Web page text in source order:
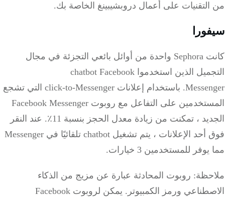
من التقنيات على أعمال دروبشيبينغ الخاصة بك.
سيفورا
كانت Sephora واحدة من أوائل بائعي التجزئة في مجال
التجميل الذين استخدموا chatbot Facebook
Messenger.
باستخدام إعلانات click-to-Messenger التي تشجع
المستخدمين على التفاعل مع روبوت Facebook Messenger
الجديد ، تمكنت من زيادة معدل الحجز بنسبة 11٪.
عند النقر
فوق أحد الإعلانات ، يتم تشغيل chatbot تلقائيًا في Messenger
مما يوفر للمستخدمين 3 خيارات.
ملاحظة: روبوت المحادثة عبارة عن مزيج من الذكاء
الاصطناعي ورمز الكمبيوتر.
يمكن لروبوت Facebook